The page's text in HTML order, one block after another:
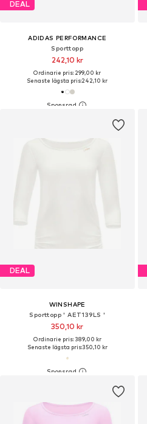
DEAL
ADIDAS PERFORMANCE
Sporttopp
242,10 kr
Ordinarie pris: 299,00 kr
Senaste lägsta pris:242,10 kr
DEAL
WINSHAPE
Sporttopp ' AET139LS '
350,10 kr
Ordinarie pris: 389,00 kr
Senaste lägsta pris:350,10 kr